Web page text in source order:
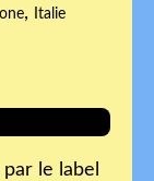
, Italie
le label